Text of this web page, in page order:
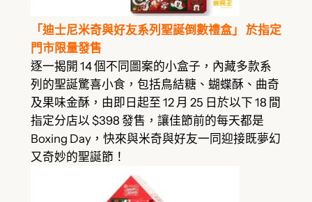
「迪士尼米奇與好友系列聖誕倒數禮盒」 於指定
門市限量發售
逐一揭開 14 個不同圖案的小盒子，內藏多款系
列的聖誕驚喜小食，包括鳥結糖、蝴蝶酥、曲奇
及果味金酥，由即日起至 12 月 25 日於以下 18 間
指定分店以 $398 發售，讓佳節前的每天都是
Boxing Day，快來與米奇與好友一同迎接既夢幻
又奇妙的聖誕節！